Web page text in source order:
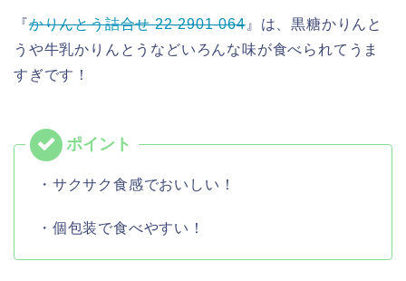
『かりんとう詰合せ 22-2901-064』は、黒糖かりんと
うや牛乳かりんとうなどいろんな味が食べられてうま
すぎです！
・サクサク食感でおいしい！
・個包装で食べやすい！